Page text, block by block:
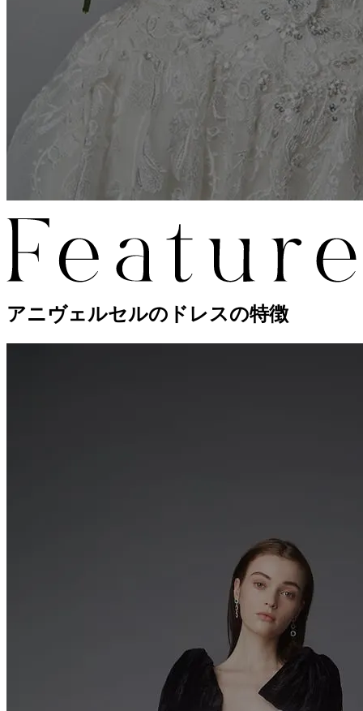
アニヴェルセルのドレスの特徴